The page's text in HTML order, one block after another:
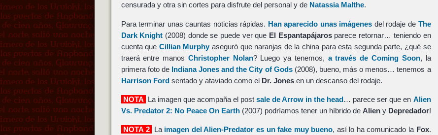
censurada y otra sin cortes para disfrute del personal y de Natassia Malthe.
Para terminar unas cauntas noticias rápidas. Han aparecido unas imágenes del rodaje de The
Dark Knight (2008) donde se puede ver que El Espantapájarosparece retornar… teniendo en
cuenta que Cillian Murphy aseguró que naranjas de la china para esta segunda parte, ¿qué se
traerá entre manos Christopher Nolan? Luego ya tenemos, a través de Coming Soon, la
primera foto de Indiana Jones and the City of Gods(2008), bueno, más o menos… tenemos a
Harrison Fordsentado y ataviado como el Dr. Jonesen un descanso del rodaje.
NOTA La imagen que acompaña el postsale de Arrow in the head… parece ser que en Alien
Vs. Predator 2: No Peace On Earth(2007) podríamos tener un híbrido de Alieny Depredador!
NOTA 2 La imagen del Alien-Predator es un fake muy bueno, así lo ha comunicado la Fox.